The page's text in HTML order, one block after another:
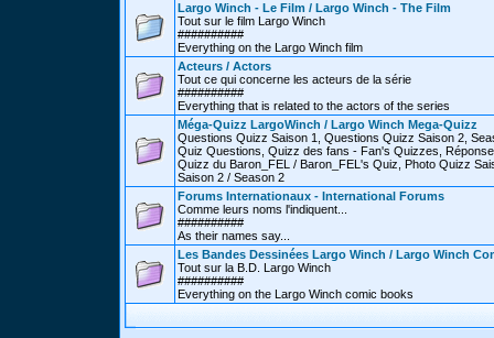
Largo Winch - Le Film / Largo Winch - The Film
Tout sur le film Largo Winch
##########
Everything on the Largo Winch film
Acteurs / Actors
Tout ce qui concerne les acteurs de la série
##########
Everything that is related to the actors of the series
Méga-Quizz LargoWinch / Largo Winch Mega-Quizz
Questions Quizz Saison 1, Questions Quizz Saison 2,
Quiz Questions, Quizz des fans - Fan's Quizzes,
Quizz du Baron_FEL / Baron_FEL's Quiz, Photo Quizz
Saison 2 / Season 2
Forums Internationaux - International Forums
Comme leurs noms l'indiquent...
##########
As their names say...
Les Bandes Dessinées Largo Winch / Largo Winch
Tout sur la B.D. Largo Winch
##########
Everything on the Largo Winch comic books